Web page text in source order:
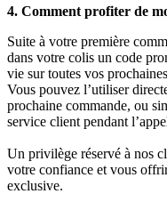
4. Comment profiter de
Suite à votre première
dans votre colis un code
vie sur toutes vos
Vous pouvez l’utiliser
prochaine commande, ou
service client pendant
Un privilège réservé à nos
votre confiance et vous
exclusive.